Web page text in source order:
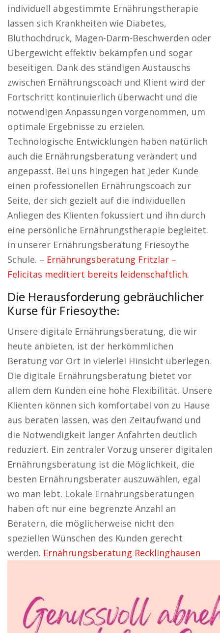
individuell abgestimmte Ernährungstherapie
lassen sich Krankheiten wie Diabetes,
Bluthochdruck, Magen-Darm-Beschwerden oder
Übergewicht effektiv bekämpfen und sogar
beseitigen. Dank des ständigen Austauschs
zwischen Ernährungscoach und Klient wird der
Fortschritt kontinuierlich überwacht und die
notwendigen Anpassungen vorgenommen, um
optimale Ergebnisse zu erzielen.
Technologische Entwicklungen haben natürlich
auch die Ernährungsberatung verändert und
angepasst. Bei uns hingegen hat jeder Kunde
einen professionellen Ernährungscoach zur
Seite, der sich gezielt auf die individuellen
Anliegen des Klienten fokussiert und ihn durch
eine persönliche Ernährungstherapie begleitet.
in unserer Ernährungsberatung Friesoythe
Schule. – Ernährungsberatung Fritzlar –
Felicitas meditiert bereits leidenschaftlich.
Die Herausforderung gebräuchlicher
Kurse für Friesoythe:
Unsere digitale Ernährungsberatung, die wir
heute anbieten, ist der herkömmlichen
Beratung vor Ort in vielerlei Hinsicht überlegen.
Die digitale Ernährungsberatung bietet vor
allem dem Kunden eine hohe Flexibilität. Unsere
Klienten können sich komfortabel von zu Hause
aus beraten lassen, was den Zeitaufwand und
die Notwendigkeit langer Anfahrten deutlich
reduziert. Ein zentraler Vorzug unserer digitalen
Ernährungsberatung ist die Möglichkeit, die
besten Ernährungsberater auszuwählen, egal
wo man lebt. Lokale Ernährungsberatungen
haben oft nur eine begrenzte Anzahl an
Beratern, die möglicherweise nicht den
speziellen Wünschen des Kunden gerecht
werden. Ernährungsberatung Recklinghausen